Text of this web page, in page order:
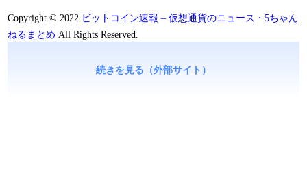
Copyright © 2022 ビットコイン速報 – 仮想通貨のニュース・5ちゃん
ねるまとめ All Rights Reserved.
続きを見る（外部サイト）